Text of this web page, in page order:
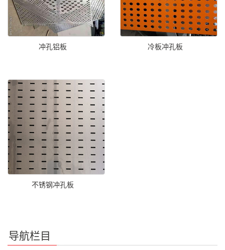
冲孔铝板 冷板冲孔板
不锈钢冲孔板
导航栏目